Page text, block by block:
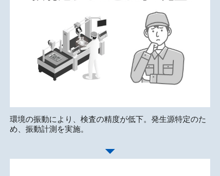
環境の振動により、検査の精度が低下。発生源特定のた
め、振動計測を実施。